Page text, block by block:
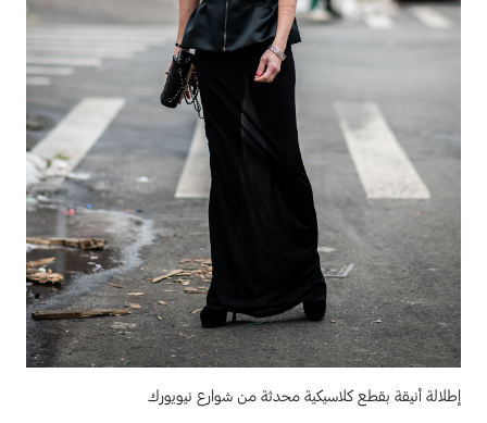
إطلالة أنيقة بقطع كلاسيكية محدثة من شوارع نيويورك